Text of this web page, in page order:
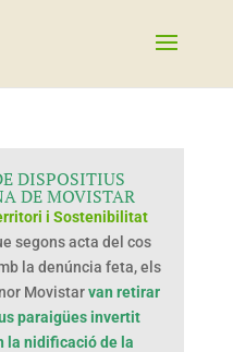
DISPOSITIUS
DE MOVISTAR
i Sostenibilitat
segons acta del cos
la denúncia feta, els
Movistarvan retirar
paraigües invertit
la nidificació de la